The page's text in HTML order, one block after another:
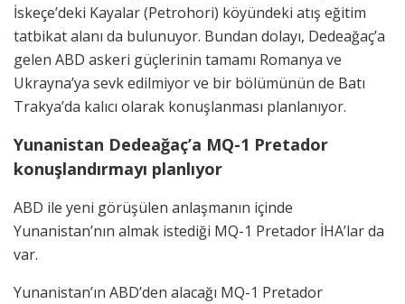
İskeçe’deki Kayalar (Petrohori) köyündeki atış eğitim
tatbikat alanı da bulunuyor. Bundan dolayı, Dedeağaç’a
gelen ABD askeri güçlerinin tamamı Romanya ve
Ukrayna’ya sevk edilmiyor ve bir bölümünün de Batı
Trakya’da kalıcı olarak konuşlanması planlanıyor.
Yunanistan Dedeağaç’a MQ-1 Pretador
konuşlandırmayı planlıyor
ABD ile yeni görüşülen anlaşmanın içinde
Yunanistan’nın almak istediği MQ-1 Pretador İHA’lar da
var.
Yunanistan’ın ABD’den alacağı MQ-1 Pretador